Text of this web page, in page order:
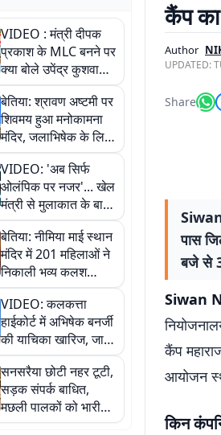
VIDEO : मंत्री दीपक
प्रकाश के MLC बनने पर
क्या बोले उपेंद्र कुशवाहा,
सुनिए
बेतिया: श्रावण अष्टमी पर
शिवमय हुआ मनोकामना
मंदिर, जलाभिषेक के लिए
लगी लंबी कतारें
VIDEO: 'अब सिर्फ
ओलंपिक पर नजर'... खेल
मंत्री से मुलाकात के बाद
जैसमीन लंबोरिया का बड़ा
बयान
बेतिया: नीमिया माई स्थान
मंदिर में 201 महिलाओं ने
निकाली भव्य कलश
शोभायात्रा, शिवलिंग
प्राण-प्रतिष्ठा महोत्सव
शुरू
VIDEO: कलकत्ता
हाईकोर्ट में अभिषेक बनर्जी
की याचिका खारिज, जानें
क्या है पूरा मामला
सनसरैया छोटी नहर टूटी,
सड़क संपर्क बाधित,
मछली पालकों को भारी
नुकसान
कैंप
Author
UPDATED:
Share
पास
बजे से
Siwan
कैंप
आयोजन
किन